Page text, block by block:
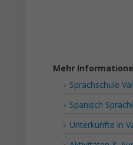
Mehr
Sprachschule
Spanisch
Unterkünfte in